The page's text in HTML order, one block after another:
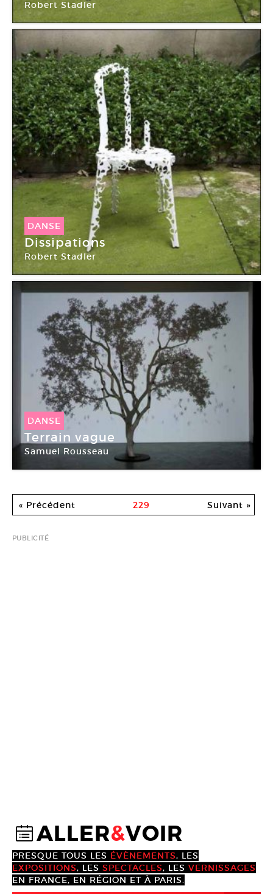
Robert Stadler
DANSE
Dissipations
Robert Stadler
DANSE
Terrain vague
Samuel Rousseau
« Précédent 229 Suivant »
PUBLICITÉ
@ALLER&VOIR
PRESQUE TOUS LES ÉVÈNEMENTS, LES
EXPOSITIONS, LES SPECTACLES, LES VERNISSAGES
EN FRANCE, EN RÉGION ET À PARIS.